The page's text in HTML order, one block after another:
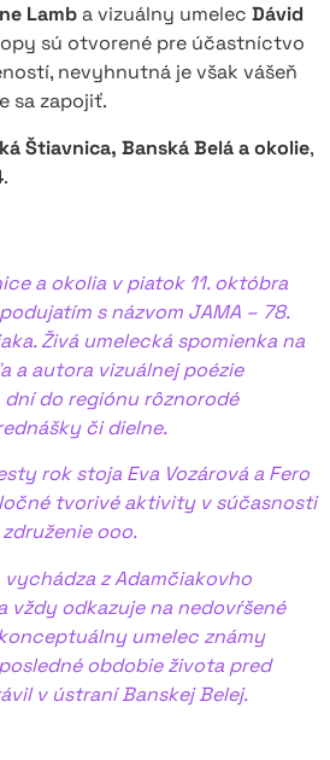
Lamba vizuálny umelec Dávid
sú otvorené pre účastníctvo
nevyhnutná je však vášeň
sa zapojiť.
Štiavnica, Banská Belá a okolie,
.
a okolia v piatok 11. októbra
s názvom JAMA – 78.
Živá umelecká spomienka na
a autora vizuálnej poézie
do regiónu rôznorodé
či dielne.
rok stoja Eva Vozárová a Fero
tvorivé aktivity v súčasnosti
ooo.
z Adamčiakovho
vždy odkazuje na nedovŕšené
umelec známy
obdobie života pred
v ústraní Banskej Belej.